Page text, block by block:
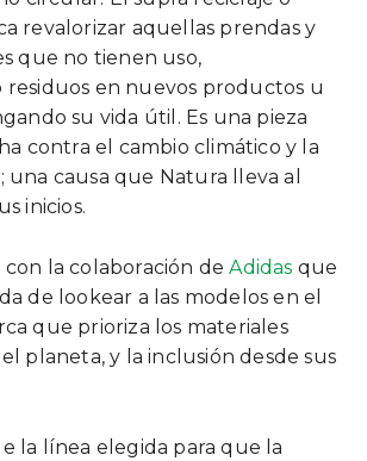
revalorizar aquellas prendas y
que no tienen uso,
en nuevos productos u
su vida útil. Es una pieza
contra el cambio climático y la
una causa que Natura lleva al
inicios.
con la colaboración deAdidas que
de lookear a las modelos en el
que prioriza los materiales
planeta, y la inclusión desde sus
la línea elegida para que la